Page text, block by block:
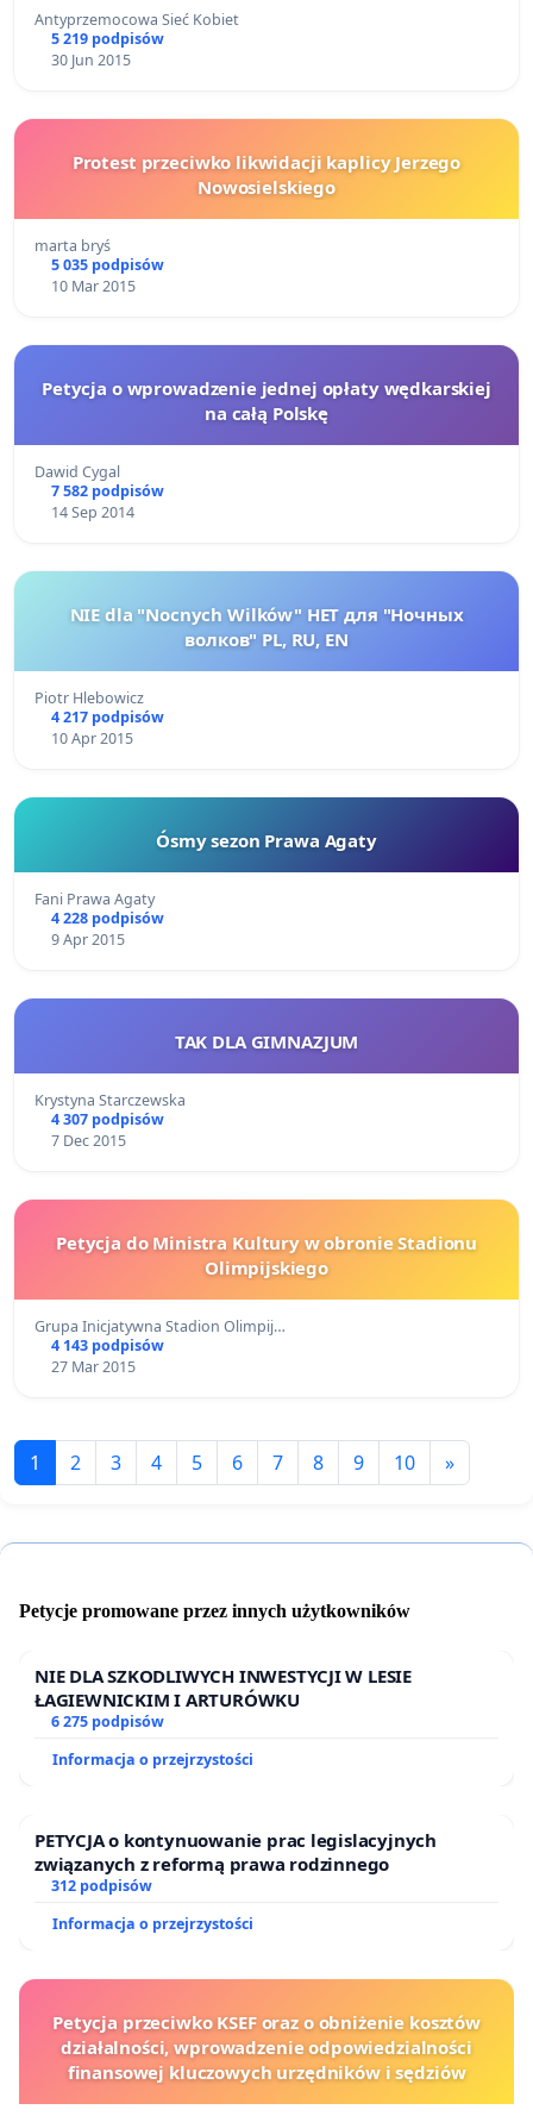
Antyprzemocowa Sieć Kobiet
5 219 podpisów
30 Jun 2015
Protest przeciwko likwidacji kaplicy Jerzego
Nowosielskiego
marta bryś
5 035 podpisów
10 Mar 2015
Petycja o wprowadzenie jednej opłaty wędkarskiej
na całą Polskę
Dawid Cygal
7 582 podpisów
14 Sep 2014
NIE dla "Nocnych Wilków" НЕТ для "Ночных
волков" PL, RU, EN
Piotr Hlebowicz
4 217 podpisów
10 Apr 2015
Ósmy sezon Prawa Agaty
Fani Prawa Agaty
4 228 podpisów
9 Apr 2015
TAK DLA GIMNAZJUM
Krystyna Starczewska
4 307 podpisów
7 Dec 2015
Petycja do Ministra Kultury w obronie Stadionu
Olimpijskiego
Grupa Inicjatywna Stadion Olimpij…
4 143 podpisów
27 Mar 2015
1 2 3 4 5 6 7 8 9 10 »
Petycje promowane przez innych użytkowników
NIE DLA SZKODLIWYCH INWESTYCJI W LESIE
ŁAGIEWNICKIM I ARTURÓWKU
6 275 podpisów
Informacja o przejrzystości
PETYCJA o kontynuowanie prac legislacyjnych
związanych z reformą prawa rodzinnego
312 podpisów
Informacja o przejrzystości
Petycja przeciwko KSEF oraz o obniżenie kosztów
działalności, wprowadzenie odpowiedzialności
finansowej kluczowych urzędników i sędziów